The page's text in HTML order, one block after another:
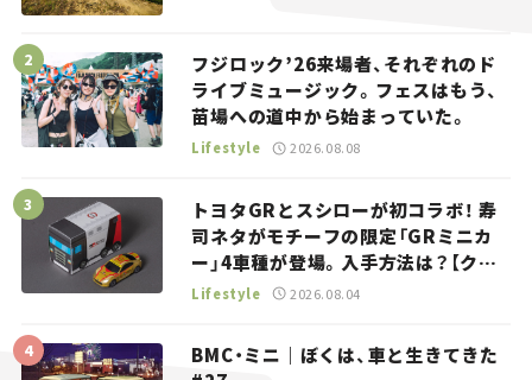
フジロック’26来場者、それぞれのド
ライブミュージック。フェスはもう、
苗場への道中から始まっていた。
Lifestyle 2026.08.08
トヨタGRとスシローが初コラボ！ 寿
司ネタがモチーフの限定「GRミニカ
ー」4車種が登場。入手方法は？【クル
マとホビー】
Lifestyle 2026.08.04
BMC・ミニ｜ぼくは、車と生きてきた